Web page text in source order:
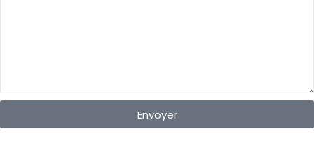
Envoyer